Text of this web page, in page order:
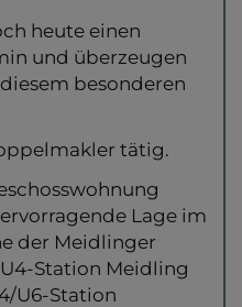
heute einen
und überzeugen
besonderen
tätig.
Lage im
der Meidlinger
Station Meidling
U6-Station